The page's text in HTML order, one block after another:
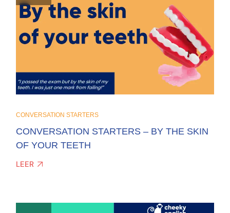
CONVERSATION STARTERS
CONVERSATION STARTERS – BY THE SKIN
OF YOUR TEETH
LEER